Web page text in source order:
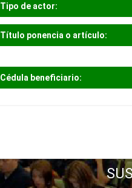
Tipo de actor:
Título ponencia o artículo:
Cédula beneficiario: